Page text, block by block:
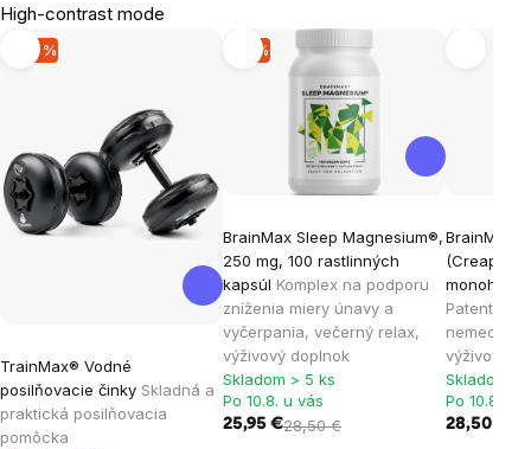
High-contrast mode
-46 %
TrainMax® Vodné
posilňovacie činky Skladná a
praktická posilňovacia
pomôcka
-9 %
BrainMax Sleep Magnesium®,
250 mg, 100 rastlinných
kapsúl Komplex na podporu
zníženia miery únavy a
vyčerpania, večerný relax,
výživový doplnok
Skladom > 5 ks
Po 10.8. u vás
25,95 €28,50 €
BrainMax
nemeckej
výživový
Skladom >
Po 10.8. u
28,50 €